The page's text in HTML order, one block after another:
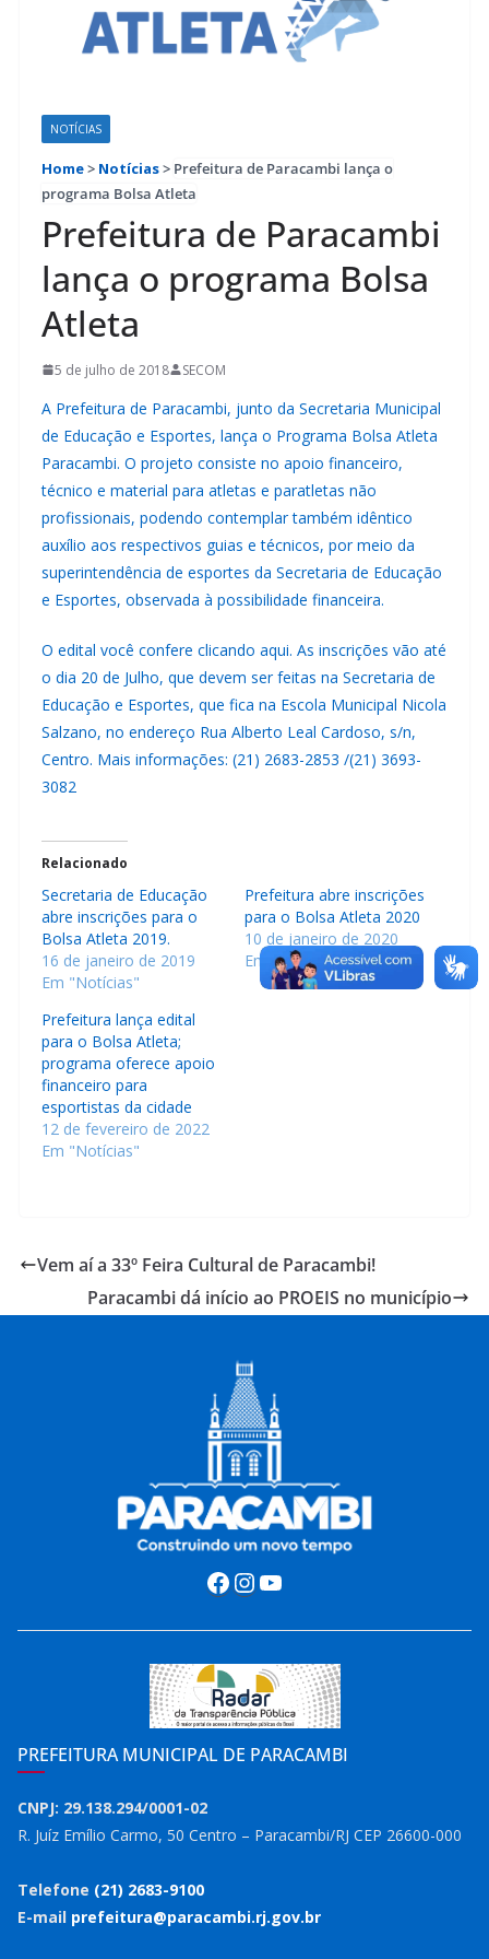
NOTÍCIAS
Home> Notícias> Prefeitura de Paracambi lança o
programa Bolsa Atleta
Prefeitura de Paracambi
lança o programa Bolsa
Atleta
5 de julho de 2018 SECOM
A Prefeitura de Paracambi, junto da Secretaria Municipal
de Educação e Esportes, lança o Programa Bolsa Atleta
Paracambi. O projeto consiste no apoio financeiro,
técnico e material para atletas e paratletas não
profissionais, podendo contemplar também idêntico
auxílio aos respectivos guias e técnicos, por meio da
superintendência de esportes da Secretaria de Educação
e Esportes, observada à possibilidade financeira.
O edital você confere clicando aqui. As inscrições vão até
o dia 20 de Julho, que devem ser feitas na Secretaria de
Educação e Esportes, que fica na Escola Municipal Nicola
Salzano, no endereço Rua Alberto Leal Cardoso, s/n,
Centro. Mais informações: (21) 2683-2853 /(21) 3693-
3082
Relacionado
Secretaria de Educação
abre inscrições para o
Bolsa Atleta 2019.
16 de janeiro de 2019
Em "Notícias"
Prefeitura abre inscrições
para o Bolsa Atleta 2020
10 de janeiro de 2020
Em "Notícias"
Prefeitura lança edital
para o Bolsa Atleta;
programa oferece apoio
financeiro para
esportistas da cidade
12 de fevereiro de 2022
Em "Notícias"
Vem aí a 33º Feira Cultural de Paracambi!
Paracambi dá início ao PROEIS no município
Facebook
Instagram
Youtube
PREFEITURA MUNICIPAL DE PARACAMBI
CNPJ: 29.138.294/0001-02
R. Juíz Emílio Carmo, 50 Centro – Paracambi/RJ CEP 26600-000
Telefone (21) 2683-9100
E-mail prefeitura@paracambi.rj.gov.br